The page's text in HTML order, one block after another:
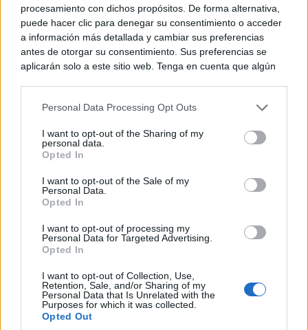
procesamiento con dichos propósitos. De forma alternativa,
puede hacer clic para denegar su consentimiento o acceder
a información más detallada y cambiar sus preferencias
antes de otorgar su consentimiento. Sus preferencias se
aplicarán solo a este sitio web. Tenga en cuenta que algún
rechazar tal procesamiento. Puede cambiar sus preferencias
a este sitio y haciendo clic en el botón "Privacidad" en la
parte inferior de la página web.
Please note that this website/app uses one or more Google
services and may gather and store information including but
not limited to your visit or usage behaviour. You may click to
use your data for below specified purposes in below Google
consent section.
Personal Data Processing Opt Outs
I want to opt-out of the Sharing of my
personal data.
Opted In
I want to opt-out of the Sale of my
Personal Data.
Opted In
I want to opt-out of processing my
Personal Data for Targeted Advertising.
Opted In
I want to opt-out of Collection, Use,
Retention, Sale, and/or Sharing of my
Personal Data that Is Unrelated with the
Purposes for which it was collected.
Opted Out
Corepunk MMORPG
Un verdadero MMORPG de la vieja escuela ¡Cómo los
de antes, pero mejor!
Pasaportes que abren puertas
Los pasaportes más poderosos del mundo, ¿está el
tuyo?